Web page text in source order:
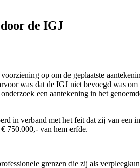
de IGJ
op om de geplaatste
was dat de IGJ niet bevoegd was
een aantekening in het
in verband met het feit dat zij van een
750.000,- van hem erfde.
grenzen die zij als